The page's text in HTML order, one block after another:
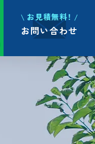
お見積無料！
お問い合わせ